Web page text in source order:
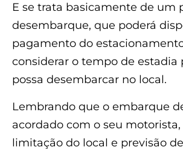
E se trata basicamente de um
desembarque, que poderá
pagamento do
considerar o tempo de estadia
possa desembarcar no local.
Lembrando que o embarque
acordado com o seu
limitação do local e previsão